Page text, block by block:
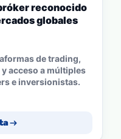
reconocido
globales
de trading,
acceso a múltiples
e inversionistas.